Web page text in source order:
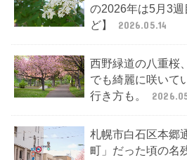
の2026年は5月3週
ど】
2026.05.14
西野緑道の八重桜
でも綺麗に咲いて
行き方も。
札幌市白石区本郷
町」だった頃の名